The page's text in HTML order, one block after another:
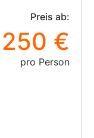
Preis ab:
250 €
pro Person